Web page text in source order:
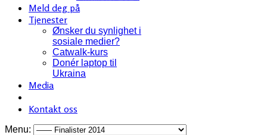
Meld deg på
Tjenester
Ønsker du synlighet i
sosiale medier?
Catwalk-kurs
Donér laptop til
Ukraina
Media
Kontakt oss
Menu: